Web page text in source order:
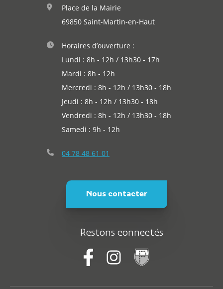
Place de la Mairie
69850 Saint-Martin-en-Haut
Horaires d’ouverture :
Lundi : 8h - 12h / 13h30 - 17h
Mardi : 8h - 12h
Mercredi : 8h - 12h / 13h30 - 18h
Jeudi : 8h - 12h / 13h30 - 18h
Vendredi : 8h - 12h / 13h30 - 18h
Samedi : 9h - 12h
04 78 48 61 01
Nous contacter
Restons connectés